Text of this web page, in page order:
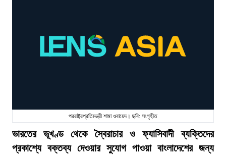
পররাষ্ট্রপ্রতিমন্ত্রী শামা ওবায়েদ। ছবি: সংগৃহীত
ভারতের ভূখণ্ড থেকে স্বৈরাচার ও ফ্যাসিবাদী ব্যক্তিদের
প্রকাশ্যে বক্তব্য দেওয়ার সুযোগ পাওয়া বাংলাদেশের জন্য